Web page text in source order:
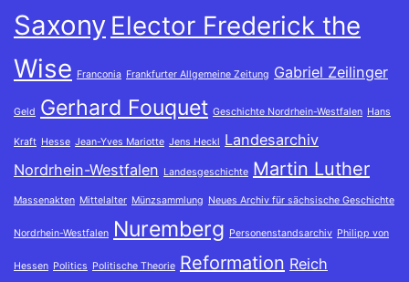
Saxony Elector Frederick the
Wise Franconia Frankfurter Allgemeine Zeitung Gabriel Zeilinger
Geld Gerhard Fouquet Geschichte Nordrhein-Westfalen Hans
Kraft Hesse Jean-Yves Mariotte Jens Heckl Landesarchiv
Nordrhein-Westfalen Landesgeschichte Martin Luther
Massenakten Mittelalter Münzsammlung Neues Archiv für sächsische Geschichte
Nordrhein-Westfalen Nuremberg Personenstandsarchiv Philipp von
Hessen Politics Politische Theorie Reformation Reich